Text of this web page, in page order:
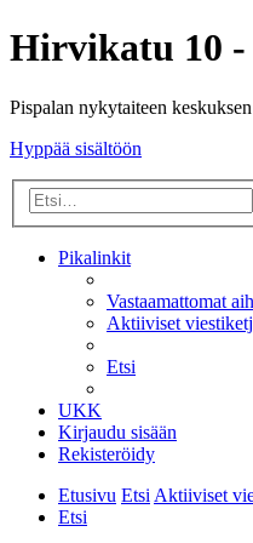
Hirvikatu 10
Pispalan nykytaiteen
Hyppää sisältöön
Pikalinkit
Vastaamattomat
Aktiiviset
Etsi
UKK
Kirjaudu sisään
Rekisteröidy
Etusivu EtsiAktiiviset
Etsi